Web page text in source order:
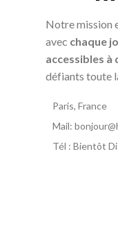
Notre mission
avec chaque
accessibles
défiants toute
Paris, France
Mail:
Tél : Bientôt